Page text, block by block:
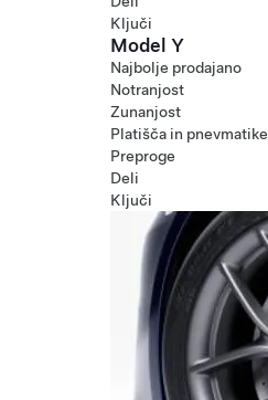
Ključi
Model Y
Najbolje prodajano
Notranjost
Zunanjost
Platišča in pnevmatike
Preproge
Deli
Ključi